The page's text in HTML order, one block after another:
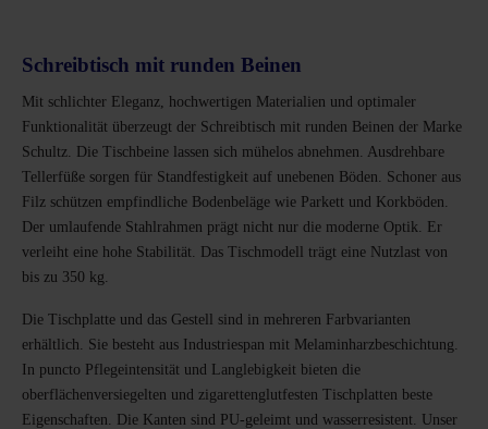
Schreibtisch mit runden Beinen
Mit schlichter Eleganz, hochwertigen Materialien und optimaler
Funktionalität überzeugt der Schreibtisch mit runden Beinen der Marke
Schultz. Die Tischbeine lassen sich mühelos abnehmen. Ausdrehbare
Tellerfüße sorgen für Standfestigkeit auf unebenen Böden. Schoner aus
Filz schützen empfindliche Bodenbeläge wie Parkett und Korkböden.
Der umlaufende Stahlrahmen prägt nicht nur die moderne Optik. Er
verleiht eine hohe Stabilität. Das Tischmodell trägt eine Nutzlast von
bis zu 350 kg.
Die Tischplatte und das Gestell sind in mehreren Farbvarianten
erhältlich. Sie besteht aus Industriespan mit Melaminharzbeschichtung.
In puncto Pflegeintensität und Langlebigkeit bieten die
oberflächenversiegelten und zigarettenglutfesten Tischplatten beste
Eigenschaften. Die Kanten sind PU-geleimt und wasserresistent. Unser